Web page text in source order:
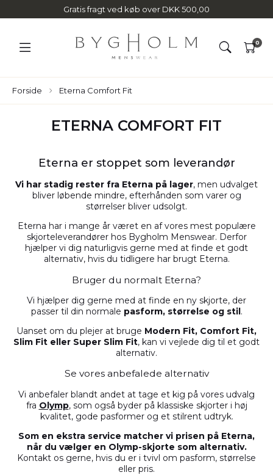
Gratis fragt ved køb over DKK 500,00
0
Forside Eterna Comfort Fit
ETERNA COMFORT FIT
Eterna er stoppet som leverandør
Vi har stadig rester fra Eterna på lager, men udvalget
bliver løbende mindre, efterhånden som varer og
størrelser bliver udsolgt.
Eterna har i mange år været en af vores mest populære
skjorteleverandører hos Bygholm Menswear. Derfor
hjælper vi dig naturligvis gerne med at finde et godt
alternativ, hvis du tidligere har brugt Eterna.
Bruger du normalt Eterna?
Vi hjælper dig gerne med at finde en ny skjorte, der
passer til din normale pasform, størrelse og stil.
Uanset om du plejer at bruge Modern Fit, Comfort Fit,
Slim Fit eller Super Slim Fit, kan vi vejlede dig til et godt
alternativ.
Se vores anbefalede alternativ
Vi anbefaler blandt andet at tage et kig på vores udvalg
fra Olymp, som også byder på klassiske skjorter i høj
kvalitet, gode pasformer og et stilrent udtryk.
Som en ekstra service matcher vi prisen på Eterna,
når du vælger en Olymp-skjorte som alternativ.
Kontakt os gerne, hvis du er i tvivl om pasform, størrelse
eller pris.